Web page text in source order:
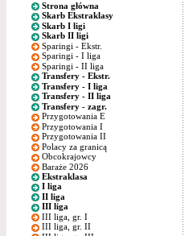
Strona główna
Skarb Ekstraklasy
Skarb I ligi
Skarb II ligi
Sparingi - Ekstr.
Sparingi - I liga
Sparingi - II liga
Transfery - Ekstr.
Transfery - I liga
Transfery - II liga
Transfery - zagr.
Przygotowania E
Przygotowania I
Przygotowania II
Polacy za granicą
Obcokrajowcy
Baraże 2026
Ekstraklasa
I liga
II liga
III liga
III liga, gr. I
III liga, gr. II